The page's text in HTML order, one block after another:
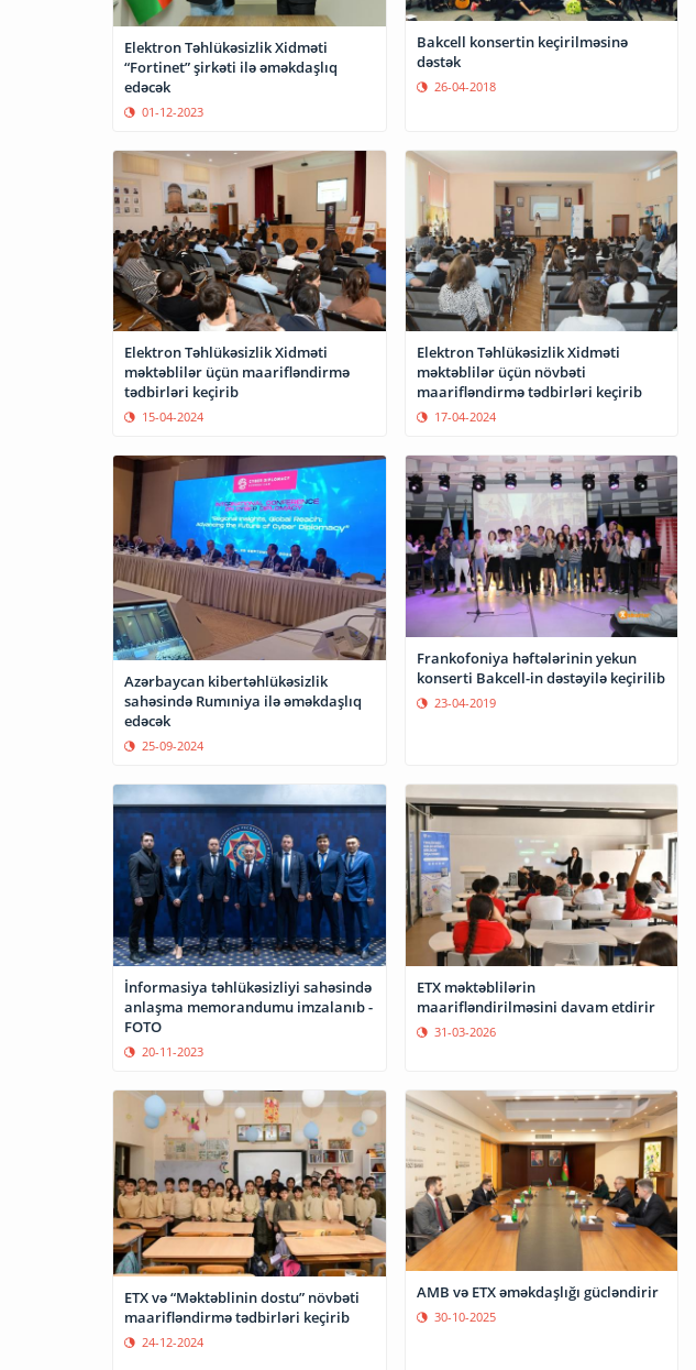
Elektron Təhlükəsizlik Xidməti
“Fortinet” şirkəti ilə əməkdaşlıq
edəcək
01-12-2023
Bakcell konsertin keçirilməsinə
dəstək
26-04-2018
Elektron Təhlükəsizlik Xidməti
məktəblilər üçün maarifləndirmə
tədbirləri keçirib
15-04-2024
Elektron Təhlükəsizlik Xidməti
məktəblilər üçün növbəti
maarifləndirmə tədbirləri keçirib
17-04-2024
Azərbaycan kibertəhlükəsizlik
sahəsində Rumıniya ilə əməkdaşlıq
edəcək
25-09-2024
Frankofoniya həftələrinin yekun
konserti Bakcell-in dəstəyilə keçirilib
23-04-2019
İnformasiya təhlükəsizliyi sahəsində
anlaşma memorandumu imzalanıb -
FOTO
20-11-2023
ETX məktəblilərin
maarifləndirilməsini davam etdirir
31-03-2026
ETX və “Məktəblinin dostu” növbəti
maarifləndirmə tədbirləri keçirib
24-12-2024
AMB və ETX əməkdaşlığı gücləndirir
30-10-2025